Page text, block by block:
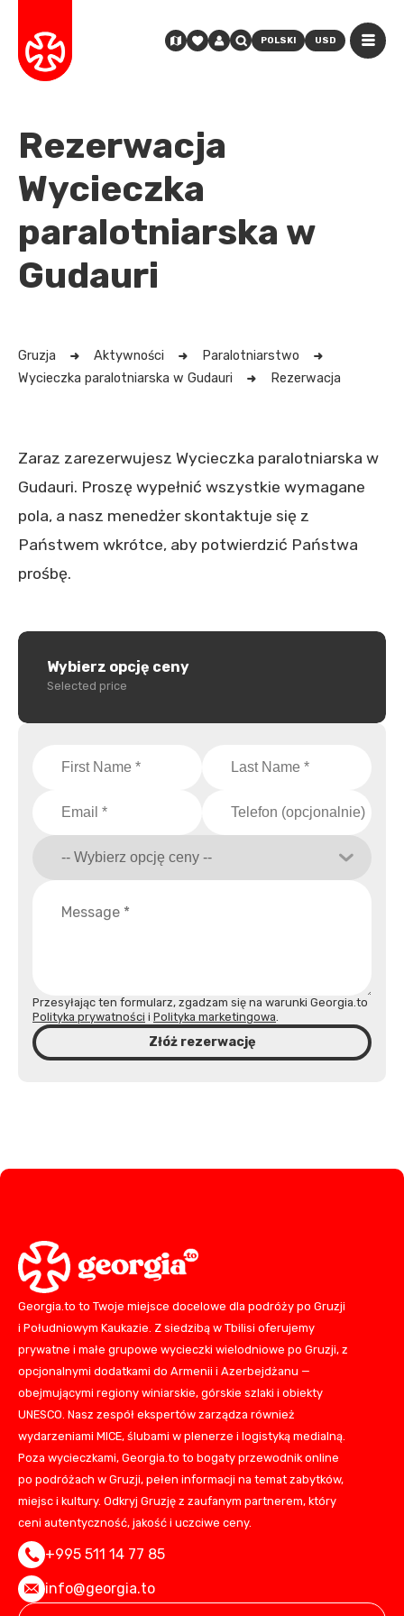
POLSKI USD
Rezerwacja
Wycieczka
paralotniarska w
Gudauri
Gruzja Aktywności
Paralotniarstwo
Wycieczka paralotniarska w Gudauri
Rezerwacja
Zaraz zarezerwujesz Wycieczka paralotniarska w
Gudauri. Proszę wypełnić wszystkie wymagane
pola, a nasz menedżer skontaktuje się z
Państwem wkrótce, aby potwierdzić Państwa
prośbę.
Przesyłając ten formularz, zgadzam się na warunki Georgia.to
Polityka prywatności i Polityka marketingowa.
Złóż rezerwację
Wybierz opcję ceny
Selected price
Georgia.to to Twoje miejsce docelowe dla podróży po Gruzji
i Południowym Kaukazie. Z siedzibą w Tbilisi oferujemy
prywatne i małe grupowe wycieczki wielodniowe po Gruzji, z
opcjonalnymi dodatkami do Armenii i Azerbejdżanu —
obejmującymi regiony winiarskie, górskie szlaki i obiekty
UNESCO. Nasz zespół ekspertów zarządza również
wydarzeniami MICE, ślubami w plenerze i logistyką medialną.
Poza wycieczkami, Georgia.to to bogaty przewodnik online
po podróżach w Gruzji, pełen informacji na temat zabytków,
miejsc i kultury. Odkryj Gruzję z zaufanym partnerem, który
ceni autentyczność, jakość i uczciwe ceny.
+995 511 14 77 85
info@georgia.to